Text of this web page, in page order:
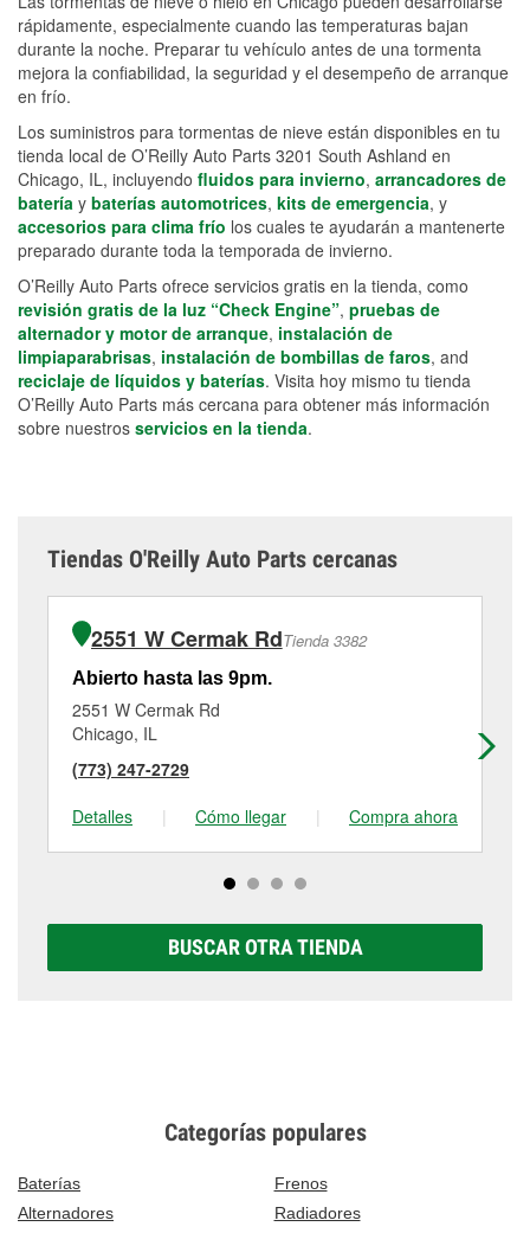
rápidamente, especialmente cuando las temperaturas bajan
durante la noche. Preparar tu vehículo antes de una tormenta
mejora la confiabilidad, la seguridad y el desempeño de arranque
en frío.
Los suministros para tormentas de nieve están disponibles en tu
tienda local de O’Reilly Auto Parts 3201 South Ashland en
Chicago, IL, incluyendo fluidos para invierno, arrancadores de
batería y baterías automotrices, kits de emergencia, y
accesorios para clima frío los cuales te ayudarán a mantenerte
preparado durante toda la temporada de invierno.
O’Reilly Auto Parts ofrece servicios gratis en la tienda, como
revisión gratis de la luz “Check Engine”, pruebas de
alternador y motor de arranque, instalación de
limpiaparabrisas, instalación de bombillas de faros, and
reciclaje de líquidos y baterías. Visita hoy mismo tu tienda
O’Reilly Auto Parts más cercana para obtener más información
sobre nuestros servicios en la tienda.
Tiendas O'Reilly Auto Parts cercanas
2551 W Cermak RdTienda 3382
Abierto hasta las 9pm.
2551 W Cermak Rd
Chicago, IL
(773) 247-2729
Detalles
| Cómo llegar | Compra ahora
BUSCAR OTRA TIENDA
Categorías populares
Baterías
Frenos
Alternadores
Radiadores